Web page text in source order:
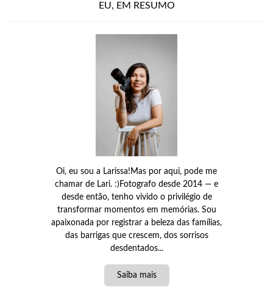
EU, EM RESUMO
Oi, eu sou a Larissa!Mas por aqui, pode me
chamar de Lari. :)Fotografo desde 2014 — e
desde então, tenho vivido o privilégio de
transformar momentos em memórias. Sou
apaixonada por registrar a beleza das famílias,
das barrigas que crescem, dos sorrisos
desdentados...
Saiba mais